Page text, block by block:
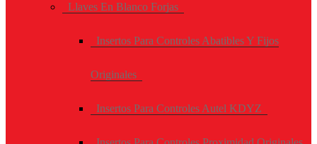
Llaves En Blanco Forjas
Insertos Para Controles Abatibles Y Fijos
Originales
Insertos Para Controles Autel KDYZ